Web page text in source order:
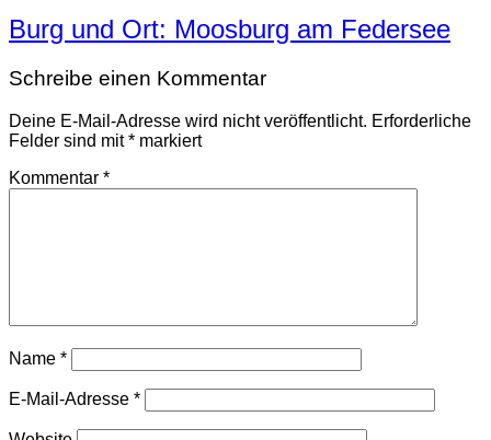
Burg und Ort: Moosburg am Federsee
Schreibe einen Kommentar
Deine E-Mail-Adresse wird nicht veröffentlicht. Erforderliche
Felder sind mit* markiert
Kommentar *
Name *
E-Mail-Adresse *